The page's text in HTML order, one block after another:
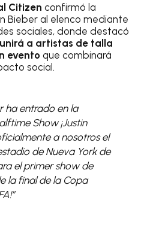
Citizen confirmó la
Bieber al elenco mediante
sociales, donde destacó
a artistas de talla
eventoque combinará
social.
ha entrado en la
Show ¡Justin
a nosotros el
de Nueva York de
el primer show de
la final de la Copa